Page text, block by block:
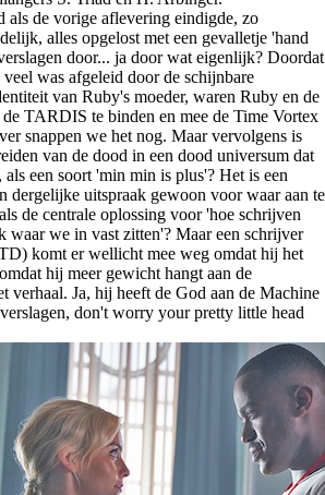
als de vorige aflevering eindigde, zo
alles opgelost met een gevalletje 'hand
door... ja door wat eigenlijk? Doordat
was afgeleid door de schijnbare
van Ruby's moeder, waren Ruby en de
TARDIS te binden en mee de Time Vortex
snappen we het nog. Maar vervolgens is
van de dood in een dood universum dat
een soort 'min min is plus'? Het is een
dergelijke uitspraak gewoon voor waar aan te
de centrale oplossing voor 'hoe schrijven
waar we in vast zitten'? Maar een schrijver
komt er wellicht mee weg omdat hij het
hij meer gewicht hangt aan de
verhaal. Ja, hij heeft de God aan de Machine
don't worry your pretty little head